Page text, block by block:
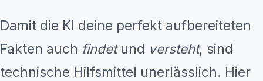
Damit die KI deine perfekt aufbereiteten
Fakten auch findetund versteht, sind
technische Hilfsmittel unerlässlich. Hier